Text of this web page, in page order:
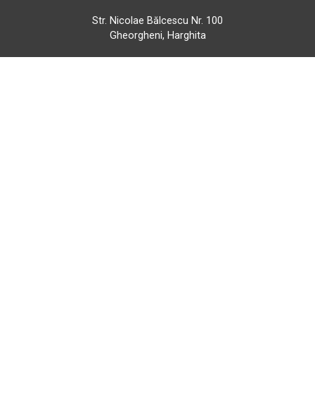
Str. Nicolae Bălcescu Nr. 100
Gheorgheni, Harghita